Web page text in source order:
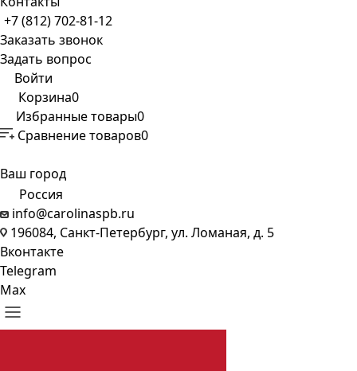
+7 (812) 702-81-12
Заказать звонок
Задать вопрос
Войти
Корзина0
Избранные товары0
Сравнение товаров0
Ваш город
Россия
info@carolinaspb.ru
196084, Санкт-Петербург, ул. Ломаная, д. 5
Вконтакте
Telegram
Max